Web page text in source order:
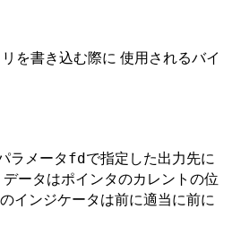
を書き込む際に 使用されるバイ
ラメータfd で指定した出力先に
ータはポインタのカレントの位
インジケータは前に適当に前に